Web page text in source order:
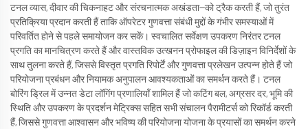
टनल व्यास, दीवार की चिकनाहट और संरचनात्मक अखंडता—को ट्रैक करती हैं, जो तुरंत
प्रतिक्रिया प्रदान करती हैं ताकि ऑपरेटर गुणवत्ता संबंधी मुद्दों के गंभीर समस्याओं में
परिवर्तित होने से पहले समायोजन कर सकें। स्वचालित सर्वेक्षण उपकरण निरंतर टनल
प्रगति का मानचित्रण करते हैं और वास्तविक उत्खनन प्रोफाइल की डिज़ाइन विनिर्देशों के
साथ तुलना करते हैं, जिससे विस्तृत प्रगति रिपोर्टें और गुणवत्ता प्रलेखन उत्पन्न होते हैं जो
परियोजना प्रबंधन और नियामक अनुपालन आवश्यकताओं का समर्थन करते हैं। टनल
बोरिंग ड्रिल में उन्नत डेटा लॉगिंग प्रणालियाँ शामिल हैं जो कटिंग बल, अग्रसर दर, भूमि की
स्थिति और उपकरण के प्रदर्शन मेट्रिक्स सहित सभी संचालन पैरामीटर्स को रिकॉर्ड करती
हैं, जिससे गुणवत्ता आश्वासन और भविष्य की परियोजना योजना के प्रयासों का समर्थन करने